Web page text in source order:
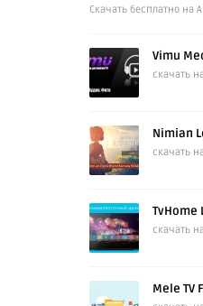
Cкачать бесплатно на
Vimu
скачать
Nimian
скачать
TvHome
скачать
Mele TV